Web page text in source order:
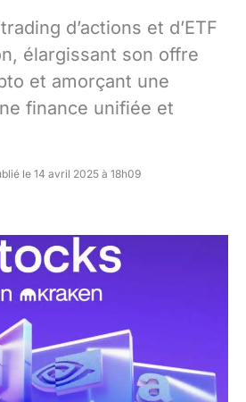
d’actions et d’ETF
élargissant son offre
et amorçant une
finance unifiée et
le 14 avril 2025 à 18h09